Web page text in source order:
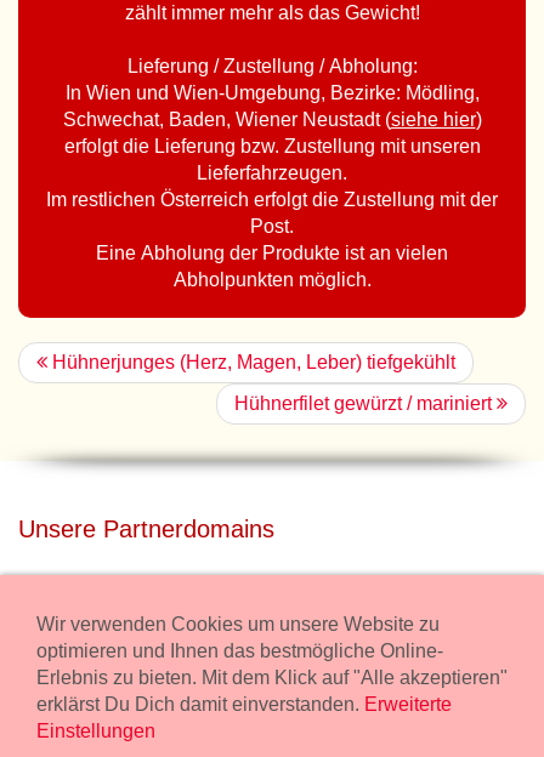
zählt immer mehr als das Gewicht!
Lieferung / Zustellung / Abholung:
In Wien und Wien-Umgebung, Bezirke: Mödling,
Schwechat, Baden, Wiener Neustadt (siehe hier)
erfolgt die Lieferung bzw. Zustellung mit unseren
Lieferfahrzeugen.
Im restlichen Österreich erfolgt die Zustellung mit der
Post.
Eine Abholung der Produkte ist an vielen
Abholpunkten möglich.
Hühnerjunges (Herz, Magen, Leber) tiefgekühlt
Hühnerfilet gewürzt / mariniert
Unsere Partnerdomains
Miete unser Haus bei Wiener Neustadt für Deine Party mit
Übernachtung.
freilaender.at
Wir verwenden Cookies um unsere Website zu
optimieren und Ihnen das bestmögliche Online-
Erlebnis zu bieten. Mit dem Klick auf "Alle akzeptieren"
erklärst Du Dich damit einverstanden. Erweiterte
Einstellungen